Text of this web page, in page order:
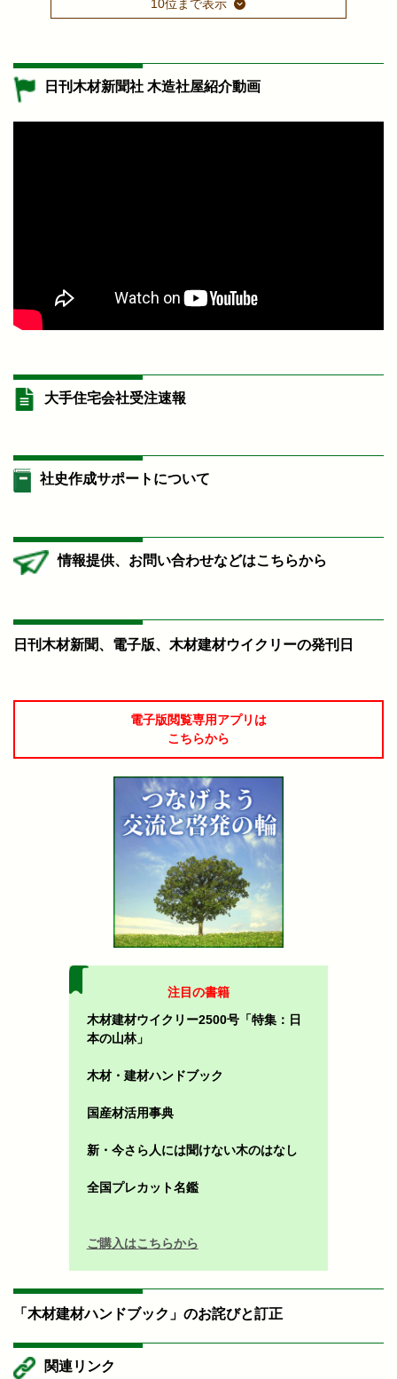
10位まで表示
日刊木材新聞社 木造社屋紹介動画
大手住宅会社受注速報
社史作成サポートについて
情報提供、お問い合わせなどはこちらから
日刊木材新聞、電子版、木材建材ウイクリーの発刊日
電子版閲覧専用アプリは
こちらから
注目の書籍
木材建材ウイクリー2500号「特集：日
本の山林」
木材・建材ハンドブック
国産材活用事典
新・今さら人には聞けない木のはなし
全国プレカット名鑑
ご購入はこちらから
「木材建材ハンドブック」のお詫びと訂正
関連リンク